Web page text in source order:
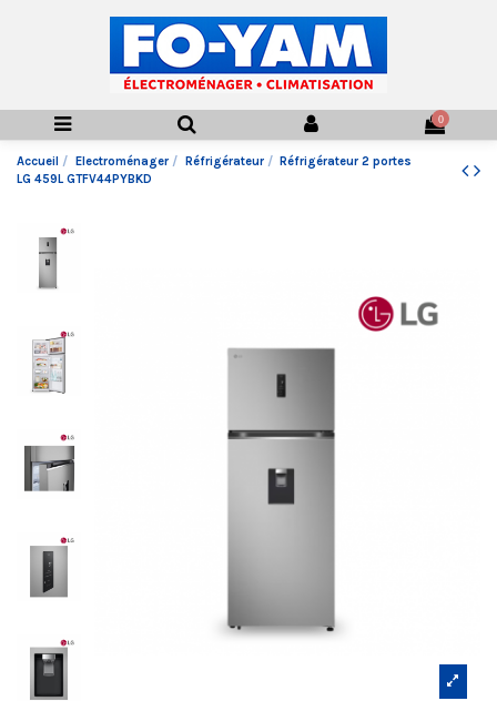
0
Accueil Electroménager Réfrigérateur
Réfrigérateur 2 portes
LG 459L GTFV44PYBKD